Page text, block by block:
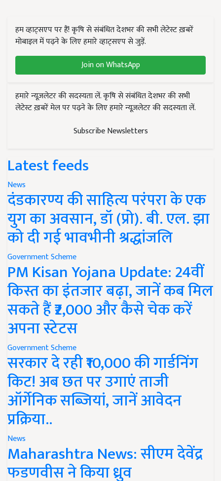
हम व्हाट्सएप पर हैं! कृषि से संबंधित देशभर की सभी लेटेस्ट ख़बरें
मोबाइल में पढ़ने के लिए हमारे व्हाट्सएप से जुड़ें.
Join on WhatsApp
हमारे न्यूज़लेटर की सदस्यता लें. कृषि से संबंधित देशभर की सभी
लेटेस्ट ख़बरें मेल पर पढ़ने के लिए हमारे न्यूज़लेटर की सदस्यता लें.
Subscribe Newsletters
Latest feeds
News
दंडकारण्य की साहित्य परंपरा के एक
युग का अवसान, डॉ (प्रो). बी. एल. झा
को दी गई भावभीनी श्रद्धांजलि
Government Scheme
PM Kisan Yojana Update: 24वीं
किस्त का इंतजार बढ़ा, जानें कब मिल
सकते हैं ₹2,000 और कैसे चेक करें
अपना स्टेटस
Government Scheme
सरकार दे रही ₹10,000 की गार्डनिंग
किट! अब छत पर उगाएं ताजी
ऑर्गेनिक सब्जियां, जानें आवेदन
प्रक्रिया..
News
Maharashtra News: सीएम देवेंद्र
फडणवीस ने किया ध्रुव